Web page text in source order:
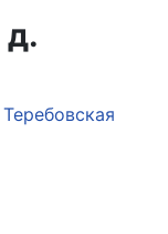
Теребовская